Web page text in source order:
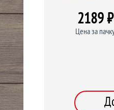
2189 ₽
Цена за